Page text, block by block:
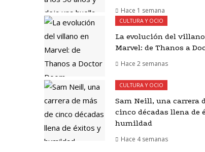
Hace 1 semana
CULTURA Y OCIO
La evolución del
Marvel: de Thanos a
Hace 2 semanas
CULTURA Y OCIO
Sam Neill, una carrera
cinco décadas llena de
humildad
Hace 4 semanas